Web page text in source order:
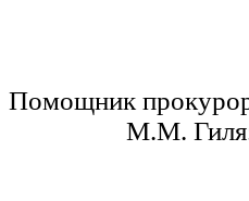
Помощник
М.М.